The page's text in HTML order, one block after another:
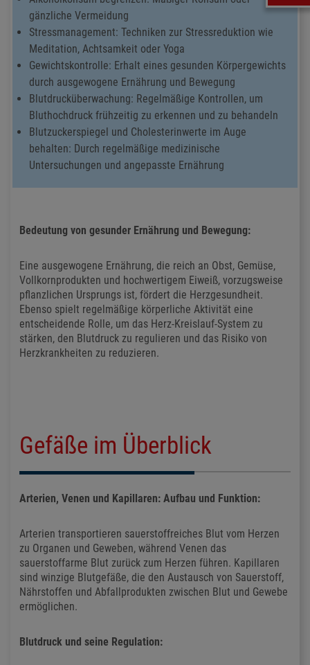
gänzliche Vermeidung
Stressmanagement: Techniken zur Stressreduktion wie
Meditation, Achtsamkeit oder Yoga
Gewichtskontrolle: Erhalt eines gesunden Körpergewichts
durch ausgewogene Ernährung und Bewegung
Blutdrucküberwachung: Regelmäßige Kontrollen, um
Bluthochdruck frühzeitig zu erkennen und zu behandeln
Blutzuckerspiegel und Cholesterinwerte im Auge
behalten: Durch regelmäßige medizinische
Untersuchungen und angepasste Ernährung
Bedeutung von gesunder Ernährung und Bewegung:
Eine ausgewogene Ernährung, die reich an Obst, Gemüse,
Vollkornprodukten und hochwertigem Eiweiß, vorzugsweise
pflanzlichen Ursprungs ist, fördert die Herzgesundheit.
Ebenso spielt regelmäßige körperliche Aktivität eine
entscheidende Rolle, um das Herz-Kreislauf-System zu
stärken, den Blutdruck zu regulieren und das Risiko von
Herzkrankheiten zu reduzieren.
Gefäße im Überblick
Arterien, Venen und Kapillaren: Aufbau und Funktion:
Arterien transportieren sauerstoffreiches Blut vom Herzen
zu Organen und Geweben, während Venen das
sauerstoffarme Blut zurück zum Herzen führen. Kapillaren
sind winzige Blutgefäße, die den Austausch von Sauerstoff,
Nährstoffen und Abfallprodukten zwischen Blut und Gewebe
ermöglichen.
Blutdruck und seine Regulation: